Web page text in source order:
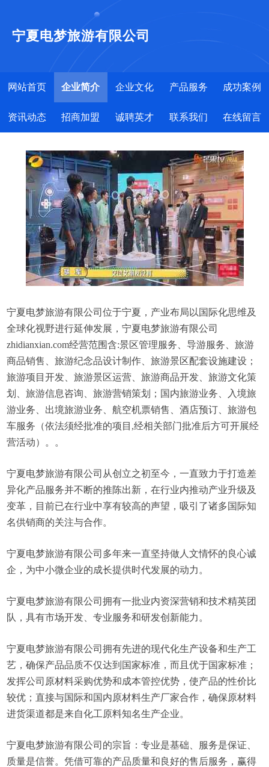
宁夏电梦旅游有限公司
网站首页 企业简介 企业文化 产品服务 成功案例
资讯动态 招商加盟 诚聘英才 联系我们 在线留言
宁夏电梦旅游有限公司位于宁夏，产业布局以国际化思维及
全球化视野进行延伸发展，宁夏电梦旅游有限公司
zhidianxian.com经营范围含:景区管理服务、导游服务、旅游
商品销售、旅游纪念品设计制作、旅游景区配套设施建设；
旅游项目开发、旅游景区运营、旅游商品开发、旅游文化策
划、旅游信息咨询、旅游营销策划；国内旅游业务、入境旅
游业务、出境旅游业务、航空机票销售、酒店预订、旅游包
车服务（依法须经批准的项目,经相关部门批准后方可开展经
营活动）。。
宁夏电梦旅游有限公司从创立之初至今，一直致力于打造差
异化产品服务并不断的推陈出新，在行业内推动产业升级及
变革，目前已在行业中享有较高的声望，吸引了诸多国际知
名供销商的关注与合作。
宁夏电梦旅游有限公司多年来一直坚持做人文情怀的良心诚
企，为中小微企业的成长提供时代发展的动力。
宁夏电梦旅游有限公司拥有一批业内资深营销和技术精英团
队，具有市场开发、专业服务和研发创新能力。
宁夏电梦旅游有限公司拥有先进的现代化生产设备和生产工
艺，确保产品品质不仅达到国家标准，而且优于国家标准；
发挥公司原材料采购优势和成本管控优势，使产品的性价比
较优；直接与国际和国内原材料生产厂家合作，确保原材料
进货渠道都是来自化工原料知名生产企业。
宁夏电梦旅游有限公司的宗旨：专业是基础、服务是保证、
质量是信誉。凭借可靠的产品质量和良好的售后服务，赢得